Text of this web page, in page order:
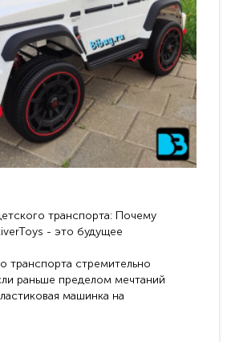
транспорта: Почему
- это будущее
транспорта стремительно
раньше пределом мечтаний
машинка на